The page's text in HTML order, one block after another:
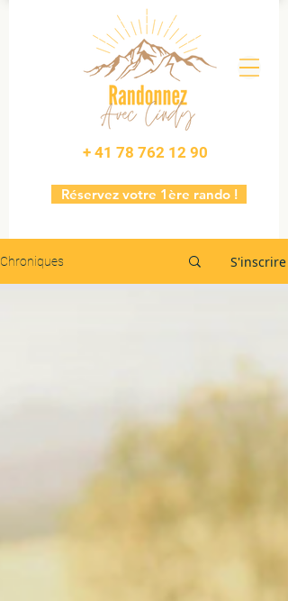
+ 41 78 762 12 90
Réservez votre 1ère rando !
Chroniques S'inscrire